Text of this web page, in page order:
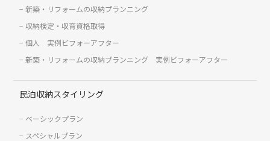
新築・リフォームの収納プランニング
収納検定・収育資格取得
個人 実例ビフォーアフター
新築・リフォームの収納プランニング 実例ビフォーアフター
民泊収納スタイリング
ベーシックプラン
スペシャルプラン